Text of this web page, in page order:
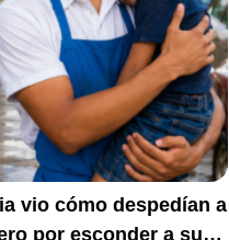
vio cómo despedían a
por esconder a su